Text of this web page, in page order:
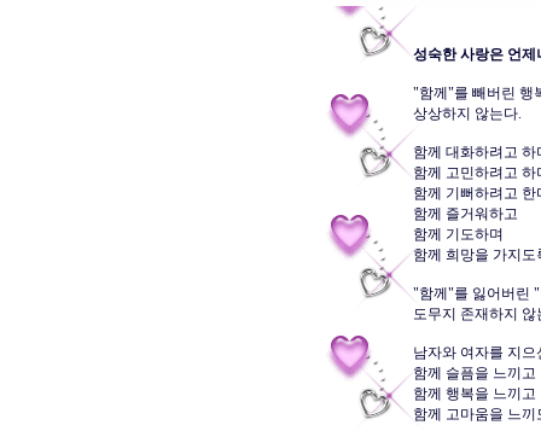
성숙한 사랑은 언
"함께"를 빼버린 행
상상하지 않는다.
함께 대화하려고
함께 고민하려고
함께 기뻐하려고
함께 즐거워하고
함께 기도하며
함께 희망을 가지
"함께"를 잃어버린
도무지 존재하지
남자와 여자를 지
함께 슬픔을 느끼고
함께 행복을 느끼고
함께 고마움을 느